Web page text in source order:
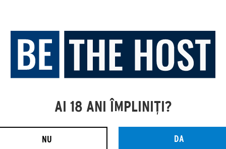
AI 18 ANI ÎMPLINIȚI?
NU DA